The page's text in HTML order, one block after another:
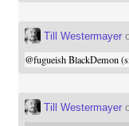
Till Westermayer
@fugueishBlackDemon
Till Westermayer